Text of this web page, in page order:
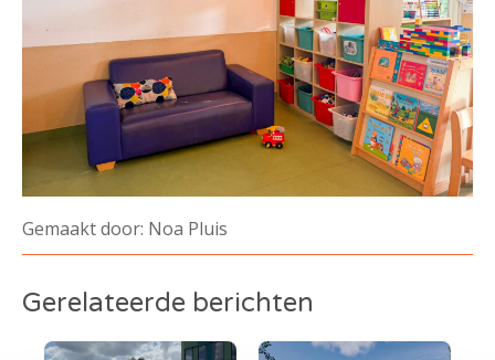
Gemaakt door: Noa Pluis
Gerelateerde berichten